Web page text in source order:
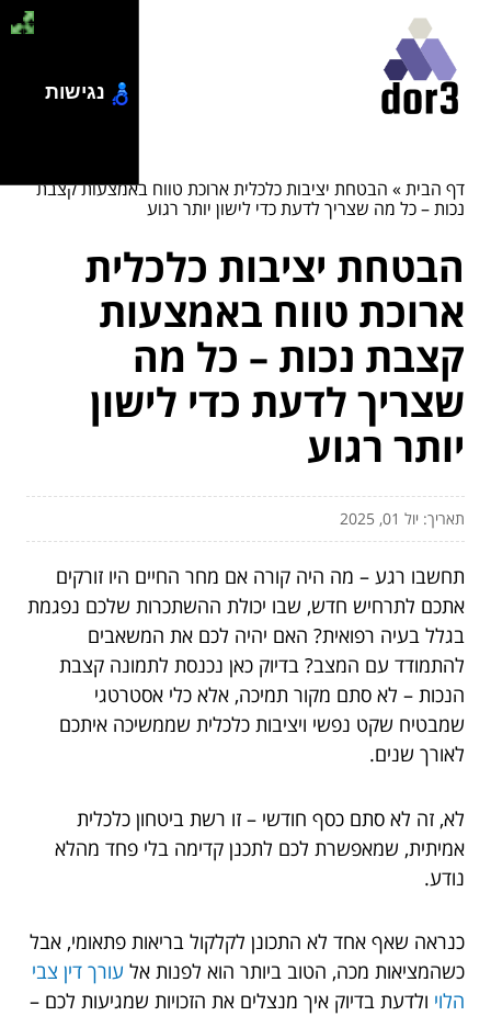
דף הבית» הבטחת יציבות כלכלית ארוכת טווח באמצעות קצבת
נכות – כל מה שצריך לדעת כדי לישון יותר רגוע
הבטחת יציבות כלכלית
ארוכת טווח באמצעות
קצבת נכות – כל מה
שצריך לדעת כדי לישון
יותר רגוע
תאריך: יול 01, 2025
תחשבו רגע – מה היה קורה אם מחר החיים היו זורקים
אתכם לתרחיש חדש, שבו יכולת ההשתכרות שלכם נפגמת
בגלל בעיה רפואית? האם יהיה לכם את המשאבים
להתמודד עם המצב? בדיוק כאן נכנסת לתמונה קצבת
הנכות – לא סתם מקור תמיכה, אלא כלי אסטרטגי
שמבטיח שקט נפשי ויציבות כלכלית שממשיכה איתכם
לאורך שנים.
לא, זה לא סתם כסף חודשי – זו רשת ביטחון כלכלית
אמיתית, שמאפשרת לכם לתכנן קדימה בלי פחד מהלא
נודע.
כנראה שאף אחד לא התכונן לקלקול בריאות פתאומי, אבל
כשהמציאות מכה, הטוב ביותר הוא לפנות אל עורך דין צבי
הלוי ולדעת בדיוק איך מנצלים את הזכויות שמגיעות לכם –
נגישות